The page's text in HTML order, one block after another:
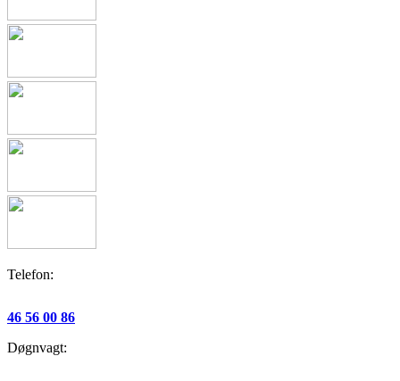
Telefon:
46 56 00 86
Døgnvagt: